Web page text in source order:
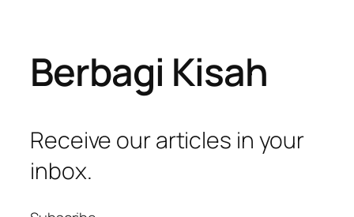
Berbagi Kisah
Receive our articles in your
inbox.